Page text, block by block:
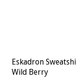
Eskadron
Wild Berry